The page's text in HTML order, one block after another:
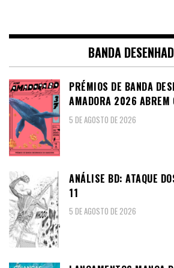
BANDA
PRÉMIOS DE BANDA
AMADORA 2026 ABREM
5 DE AGOSTO DE 2026
ANÁLISE BD: ATAQUE
11
5 DE AGOSTO DE 2026